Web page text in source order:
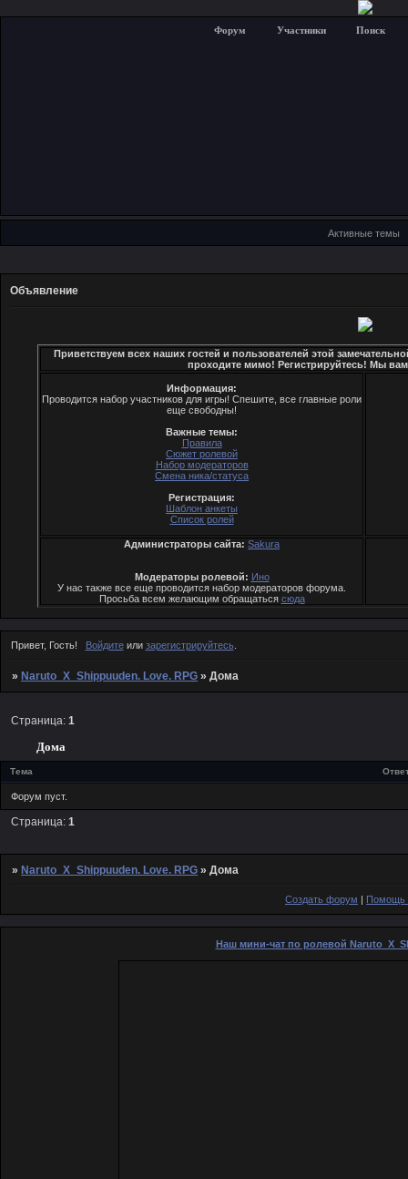
Форум Участники Поиск
Активные темы
Объявление
Приветствуем всех наших гостей и пользователей этой
проходите мимо! Регистрируйтесь! Мы
Информация:
Проводится набор участников для игры! Спешите, все главные роли
еще свободны!
Важные темы:
Правила
Сюжет ролевой
Набор модераторов
Смена ника/статуса
Регистрация:
Шаблон анкеты
Список ролей
Администраторы сайта: Sakura
Модераторы ролевой: Ино
У нас также все еще проводится набор модераторов форума.
Просьба всем желающим обращаться cюда
Привет, Гость! Войдитеили зарегистрируйтесь.
»Naruto_X_Shippuuden. Love. RPG »Дома
Дома
Страница:1
Тема
Форум пуст.
Страница:1
» Naruto_X_Shippuuden. Love. RPG »Дома
Создать форум | Помощь
Наш мини-чат по ролевой